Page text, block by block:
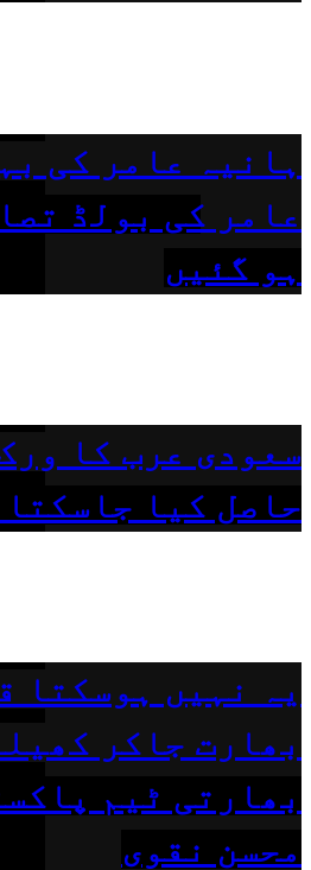
ہانیہ عامر کی
عامر کی بولڈ
ہو گئیں
سعودی عرب کا
حاصل کیا
یہ نہیں ہوسکتا
بھارت جاکر
بھارتی ٹیم
محسن نقوی